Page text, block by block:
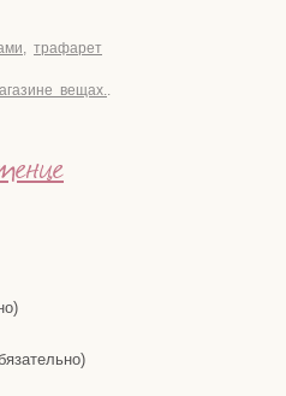
, трафарет
вещах..